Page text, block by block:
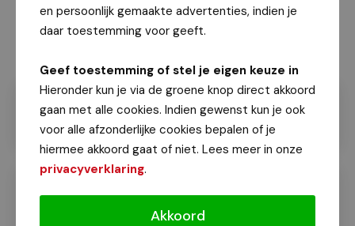
en persoonlijk gemaakte advertenties, indien je
daar toestemming voor geeft.
Geef toestemming of stel je eigen keuze in
Hieronder kun je via de groene knop direct akkoord
gaan met alle cookies. Indien gewenst kun je ook
voor alle afzonderlijke cookies bepalen of je
hiermee akkoord gaat of niet. Lees meer in onze
privacyverklaring.
Akkoord
Openbaar Vervoer-spreekuur: Op reis
met de nieuwe OV-pas